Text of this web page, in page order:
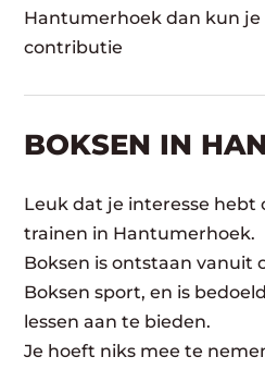
Hantumerhoek dan kun je
contributie
BOKSEN IN
Leuk dat je interesse hebt
trainen in Hantumerhoek.
Boksen is ontstaan vanuit
Boksen sport, en is
lessen aan te bieden.
Je hoeft niks mee te